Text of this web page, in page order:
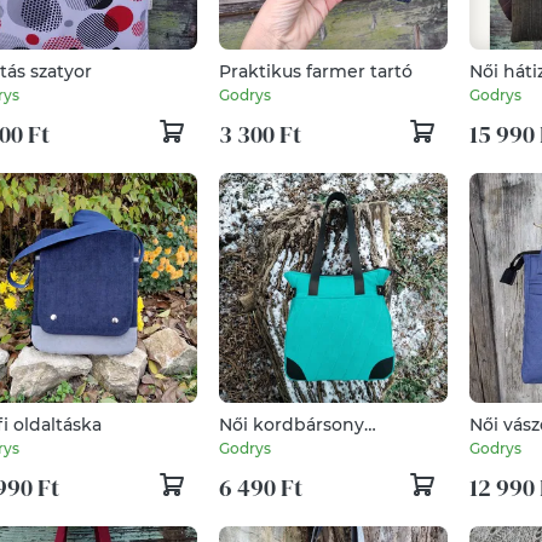
szatyor
Ft
Praktikus farmer tartó
Godrys
3 300 Ft
Női
Godrys
15
oldaltáska
Ft
Női kordbársony
válltáska/kézitáska 12980.-
helyett 6490.-
Godrys
6 490 Ft
Női
Godrys
12